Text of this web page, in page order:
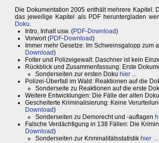
Die Dokumentation 2005 enthält mehrere Kapitel.
das jeweilige Kapitel als PDF heruntergladen
Doku.
Intro, Inhalt usw. (PDF-Download)
Vorwort (PDF-Download)
Immer mehr Gesetze: Im Schweinsgalopp zum
Download)
Folter und Polizeigewalt: Daschner ist kein
Rückblick und Zusammenfassung: Erste
Sonderseiten zur ersten Doku hier ...
Polizei-Überfall im Wald: Reaktionen auf die
Sonderseite zu Reaktionen auf die erste
Weitere Entwicklungen: Die Fälle der alten
Gescheiterte Kriminalisierung: Keine
Download)
Sonderseiten zu Demorecht und -auflagen
Falsche Verdächtigung in 138 Fällen: Die
Download)
Sonderseiten zur Kriminalitätsstatistik hier ...